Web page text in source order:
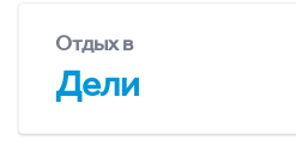
Отдых в
Дели